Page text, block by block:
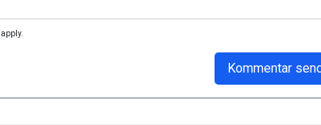
apply.
Kommentar